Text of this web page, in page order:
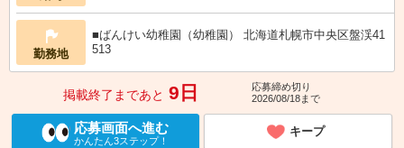
勤務地
■ばんけい幼稚園（幼稚園） 北海道札幌市中央区盤渓41
513
掲載終了まであと 9日
応募締め切り
2026/08/18まで
応募画面へ進む
かんたん3ステップ！
キープ